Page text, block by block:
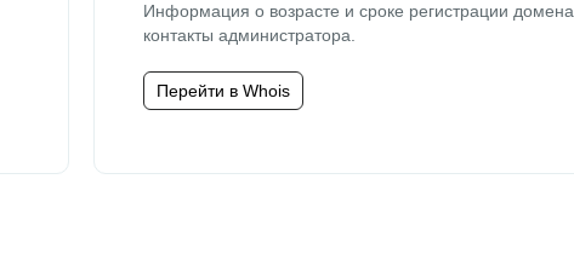
Информация о возрасте и сроке регистрации домена,
контакты администратора.
Перейти в Whois